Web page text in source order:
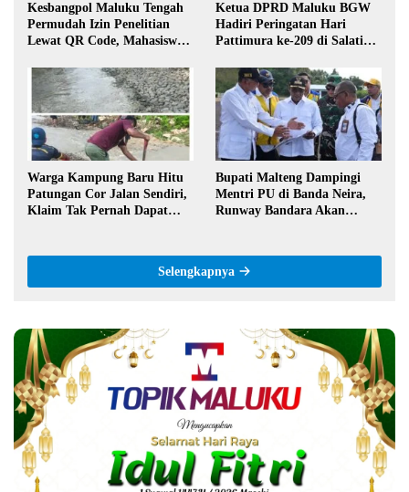
Kesbangpol Maluku Tengah
Permudah Izin Penelitian
Lewat QR Code, Mahasiswa
Ketua DPRD Maluku BGW
Hadiri Peringatan Hari
Pattimura ke-209 di Salatiga,
Orang Basudara
Warga Kampung Baru Hitu
Patungan Cor Jalan Sendiri,
Klaim Tak Pernah Dapat
Bupati Malteng Dampingi
Mentri PU di Banda Neira,
Runway Bandara Akan
Selengkapnya